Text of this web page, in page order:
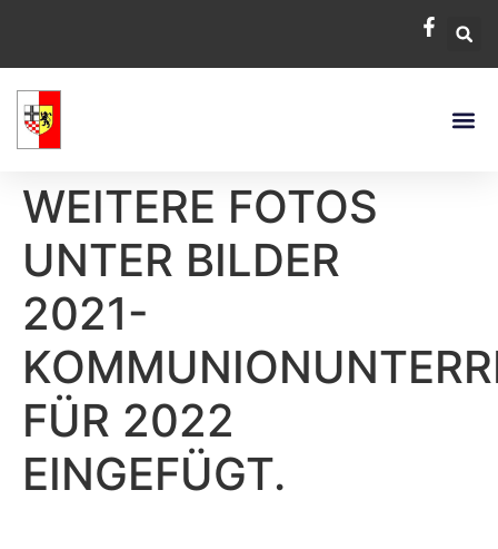
WEITERE FOTOS
UNTER BILDER
2021-
FÜR 2022
EINGEFÜGT.